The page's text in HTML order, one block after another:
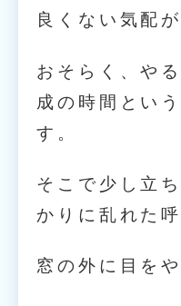
良くない気配
おそらく、や
成の時間とい
す。
そこで少し立
かりに乱れた
窓の外に目をや